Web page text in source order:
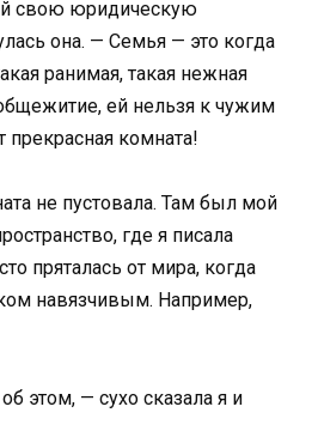
свою юридическую
она. — Семья — это когда
ранимая, такая нежная
ей нельзя к чужим
прекрасная комната!
не пустовала. Там был мой
где я писала
пряталась от мира, когда
навязчивым. Например,
этом, — сухо сказала я и